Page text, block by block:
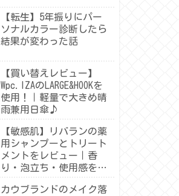
【転生】5年振りにパー
ソナルカラー診断したら
結果が変わった話
【買い替えレビュー】
Wpc.IZAのLARGE&HOOKを
使用！｜軽量で大きめ晴
雨兼用日傘♪
【敏感肌】リバランの薬
用シャンプーとトリート
メントをレビュー｜香
り・泡立ち・使用感を紹
カウブランドのメイク落